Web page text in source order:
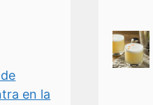
en la